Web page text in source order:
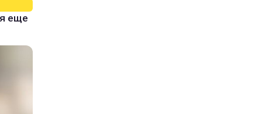
еще